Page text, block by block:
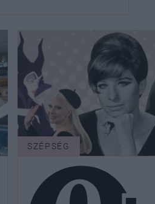
SZÉPSÉG